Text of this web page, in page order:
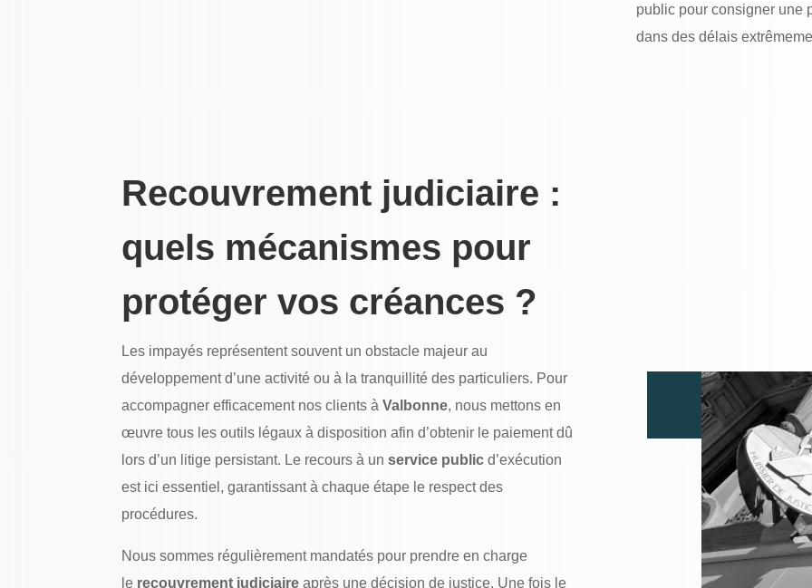
public pour consigner une
dans des délais
Recouvrement judiciaire :
quels mécanismes pour
protéger vos créances ?
Les impayés représentent souvent un obstacle majeur au
développement d’une activité ou à la tranquillité des particuliers. Pour
accompagner efficacement nos clients àValbonne, nous mettons en
œuvre tous les outils légaux à disposition afin d’obtenir le paiement dû
lors d’un litige persistant. Le recours à unservice public d’exécution
est ici essentiel, garantissant à chaque étape le respect des
procédures.
Nous sommes régulièrement mandatés pour prendre en charge
le recouvrement judiciaire après une décision de justice. Une fois le